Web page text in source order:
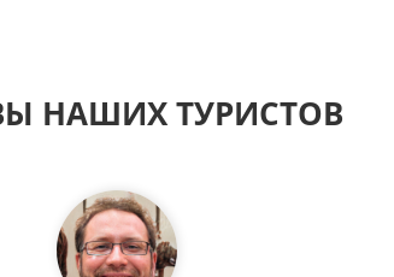
НАШИХ ТУРИСТОВ